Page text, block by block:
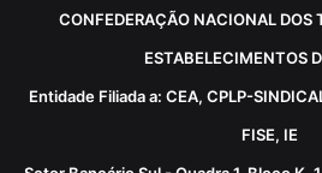
CONFEDERAÇÃO NACIONAL DOS
ESTABELECIMENTOS
Entidade Filiada a: CEA, CPLP-
FISE, IE